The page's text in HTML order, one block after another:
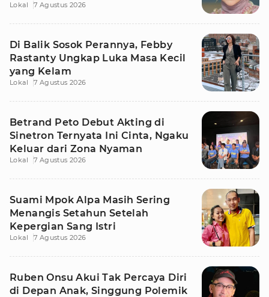
Lokal 7 Agustus 2026
Di Balik Sosok Perannya, Febby
Rastanty Ungkap Luka Masa Kecil
yang Kelam
Lokal 7 Agustus 2026
Betrand Peto Debut Akting di
Sinetron Ternyata Ini Cinta, Ngaku
Keluar dari Zona Nyaman
Lokal 7 Agustus 2026
Suami Mpok Alpa Masih Sering
Menangis Setahun Setelah
Kepergian Sang Istri
Lokal 7 Agustus 2026
Ruben Onsu Akui Tak Percaya Diri
di Depan Anak, Singgung Polemik